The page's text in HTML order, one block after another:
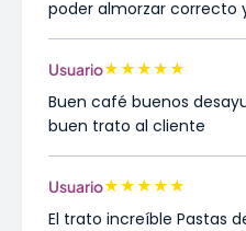
poder almorzar correcto
Usuario★★★★★
Buen café buenos
buen trato al cliente
Usuario★★★★★
El trato increíble Pastas